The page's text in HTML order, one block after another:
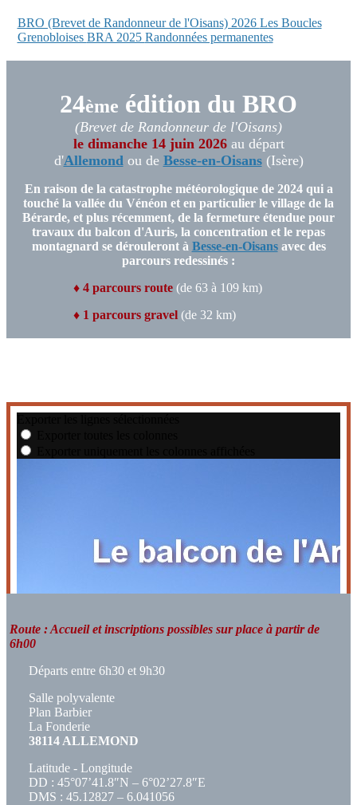
BRO (Brevet de Randonneur de l'Oisans) 2026 Les Boucles
Grenobloises BRA 2025 Randonnées permanentes
24ème édition du BRO
(Brevet de Randonneur de l'Oisans)
le dimanche 14 juin 2026 au départ
d'Allemond ou de Besse-en-Oisans (Isère)
En raison de la catastrophe météorologique de 2024 qui a
touché la vallée du Vénéon et en particulier le village de la
Bérarde, et plus récemment, de la fermeture étendue pour
travaux du balcon d'Auris, la concentration et le repas
montagnard se dérouleront à Besse-en-Oisans avec des
parcours redessinés :
♦ 4 parcours route (de 63 à 109 km)
♦ 1 parcours gravel (de 32 km)
Route : Accueil et inscriptions possibles sur place à partir de
6h00
Départs entre 6h30 et 9h30
Salle polyvalente
Plan Barbier
La Fonderie
38114 ALLEMOND
Latitude - Longitude
DD : 45°07’41.8″N – 6°02’27.8″E
DMS : 45.12827 – 6.041056